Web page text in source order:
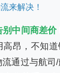
来解决！
中间商差价
高昂，不知
流通过与航司